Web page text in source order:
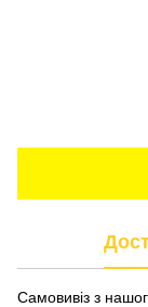
Самовивіз з